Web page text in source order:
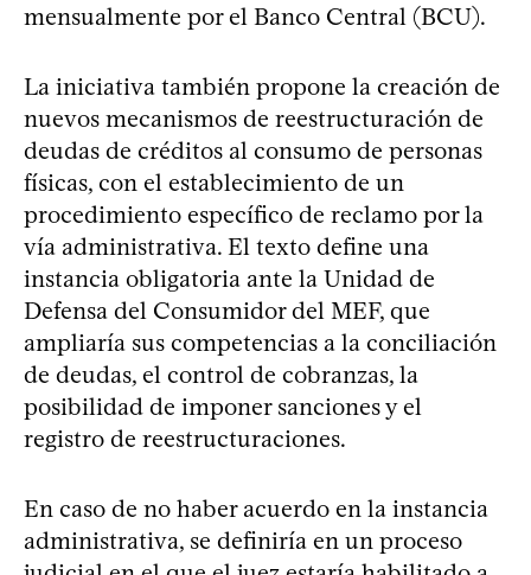
mensualmente por el Banco Central (BCU).
La iniciativa también propone la creación de
nuevos mecanismos de reestructuración de
deudas de créditos al consumo de personas
físicas, con el establecimiento de un
procedimiento específico de reclamo por la
vía administrativa. El texto define una
instancia obligatoria ante la Unidad de
Defensa del Consumidor del MEF, que
ampliaría sus competencias a la conciliación
de deudas, el control de cobranzas, la
posibilidad de imponer sanciones y el
registro de reestructuraciones.
En caso de no haber acuerdo en la instancia
administrativa, se definiría en un proceso